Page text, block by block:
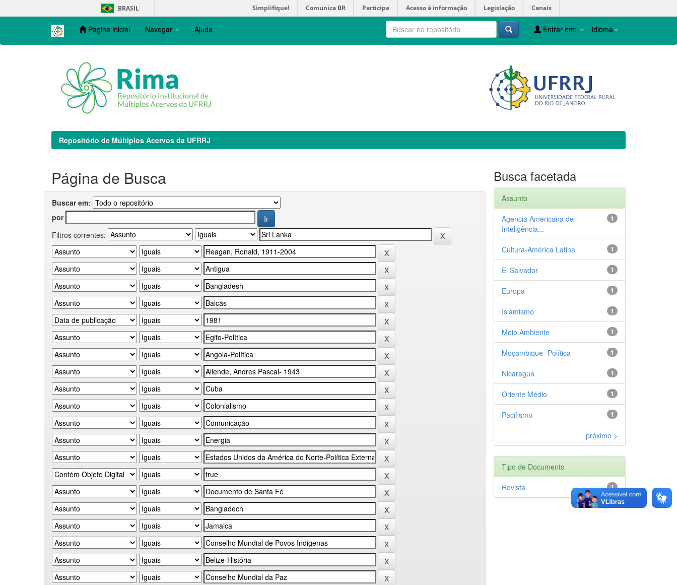
navigation
BRASIL Simplifique! Comunica BR Participe Acesso à informação Legislação Canais
Página inicial Navegar Ajuda Idioma
Entrar em:
Repositório de Múltiplos Acervos da UFRRJ
Página de Busca
Buscar em:
por
Filtros correntes:
Busca facetada
Assunto
1
Agencia Americana de
Inteligência...
1
Cultura-América Latina
1
El Salvador
1
Europa
1
Islamismo
1
Meio Ambiente
1
Moçambique- Política
1
Nicaragua
1
Oriente Médio
1
Pacifismo
próximo >
Tipo de Documento
1
Revista